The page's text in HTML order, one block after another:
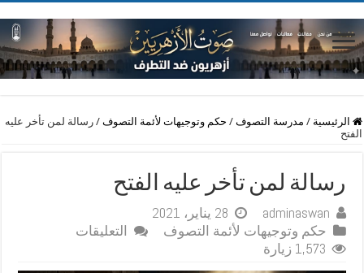
الرئيسية / مدرسة التصوف / حكم وتوجيهات لأئمة التصوف / رسالة لمن تأخر عليه
الفتح
رسالة لمن تأخر عليه الفتح
adminaswan
28 يناير، 2021
حكم وتوجيهات لأئمة التصوف
التعليقات
1,573 زيارة